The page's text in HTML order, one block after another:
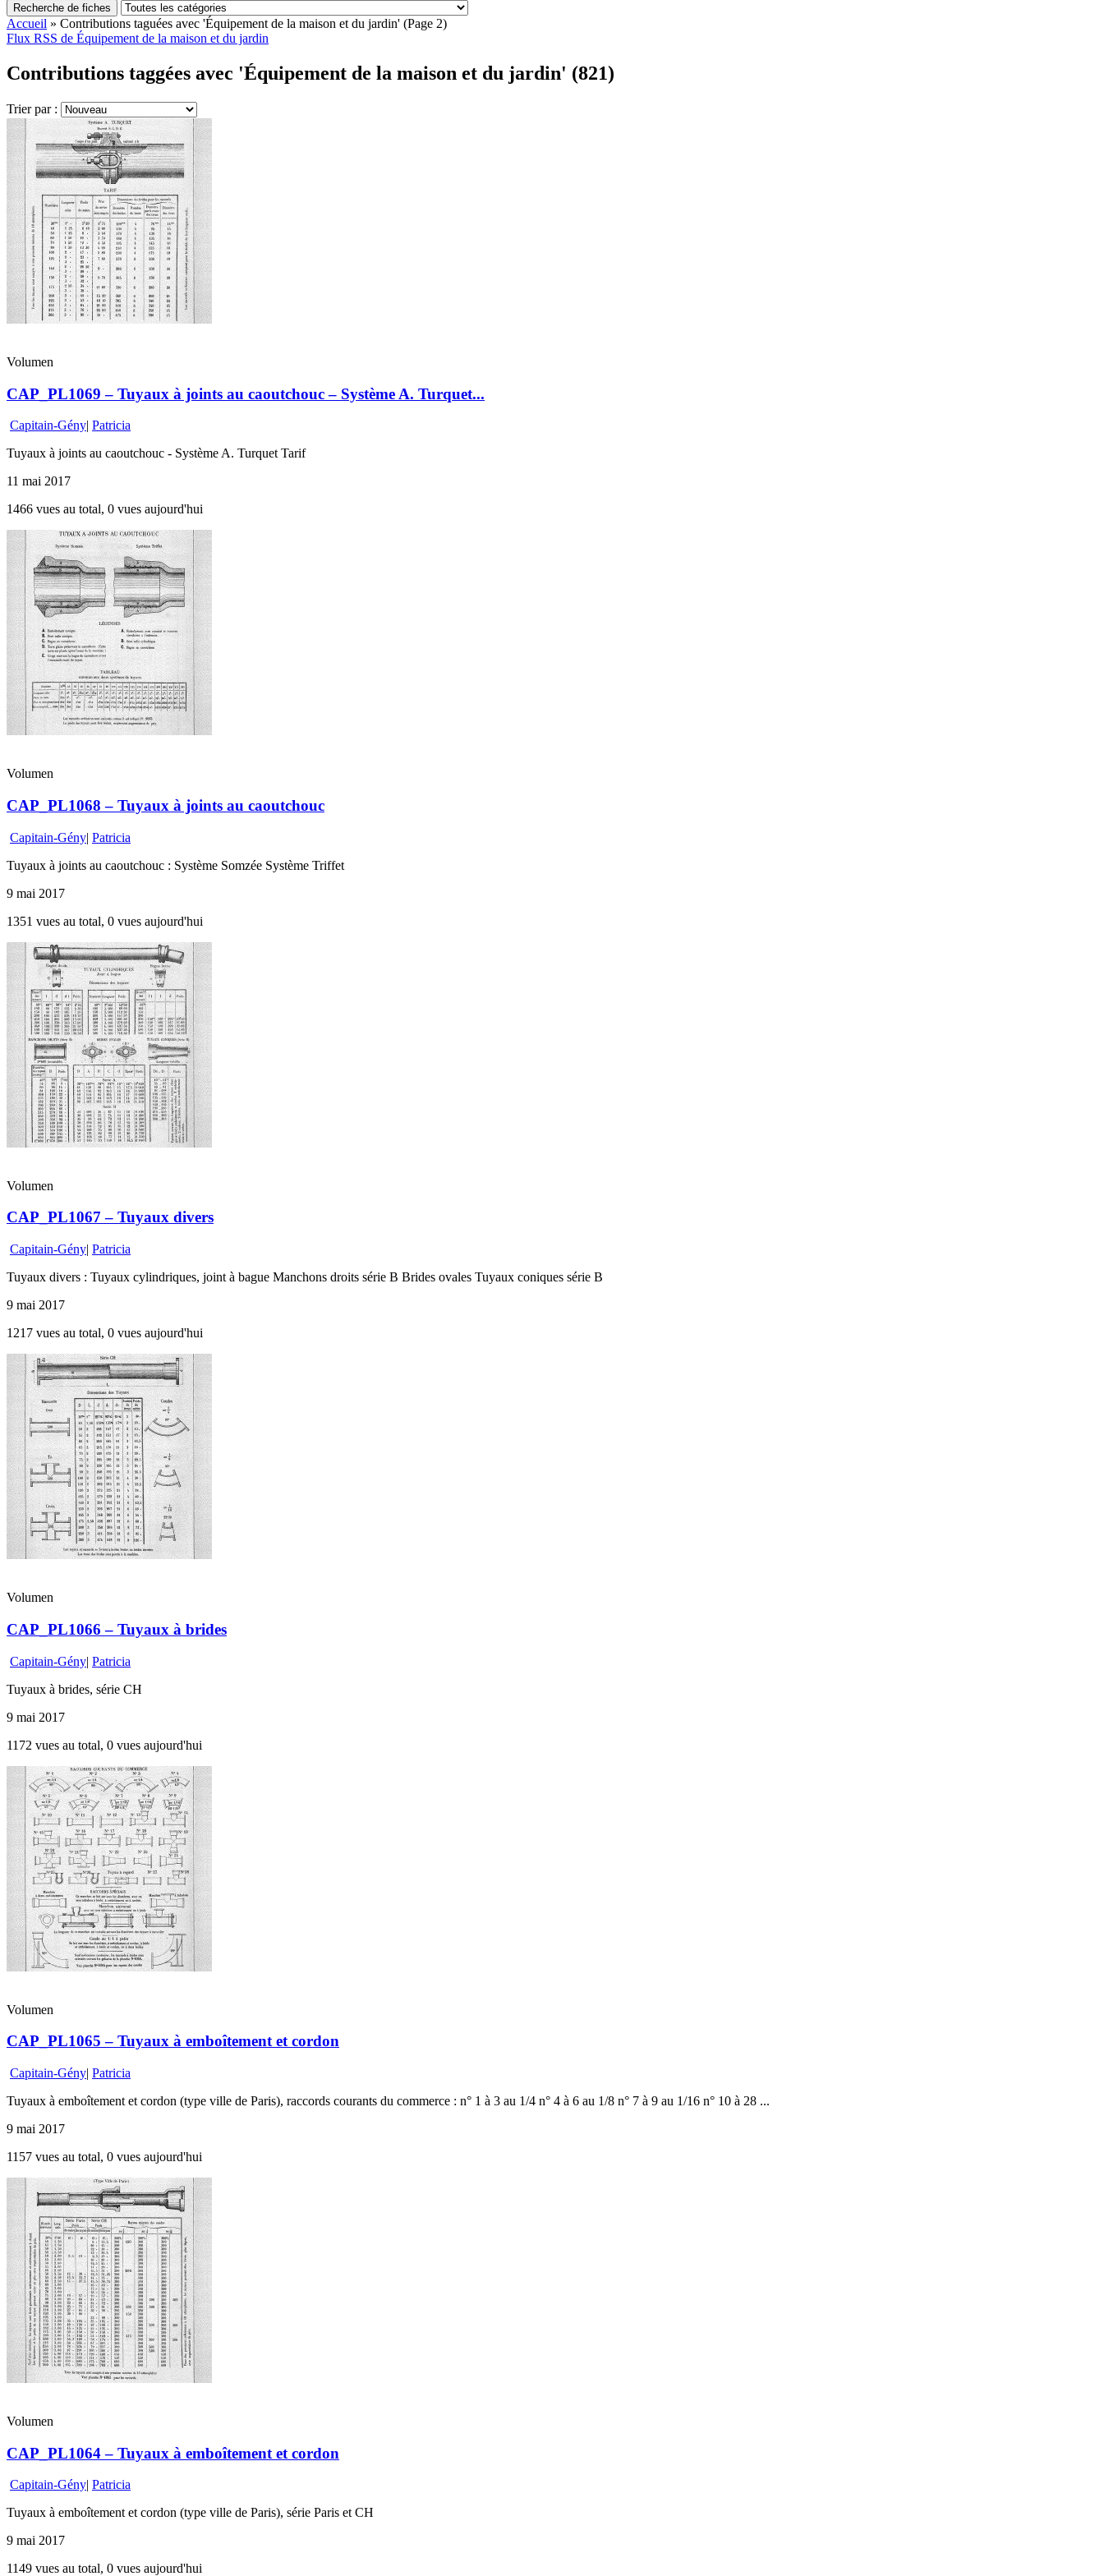
Recherche de fiches
Accueil » Contributions taguées avec 'Équipement de la maison et du jardin' (Page 2)
Flux RSS de Équipement de la maison et du jardin
Contributions taggées avec 'Équipement de la maison et du jardin' (821)
Trier par :
Volumen
CAP_PL1069 – Tuyaux à joints au caoutchouc – Système A. Turquet...
Capitain-Gény| Patricia
Tuyaux à joints au caoutchouc - Système A. Turquet Tarif
11 mai 2017
1466 vues au total, 0 vues aujourd'hui
Volumen
CAP_PL1068 – Tuyaux à joints au caoutchouc
Capitain-Gény| Patricia
Tuyaux à joints au caoutchouc : Système Somzée Système Triffet
9 mai 2017
1351 vues au total, 0 vues aujourd'hui
Volumen
CAP_PL1067 – Tuyaux divers
Capitain-Gény| Patricia
Tuyaux divers : Tuyaux cylindriques, joint à bague Manchons droits série B Brides ovales Tuyaux coniques série B
9 mai 2017
1217 vues au total, 0 vues aujourd'hui
Volumen
CAP_PL1066 – Tuyaux à brides
Capitain-Gény| Patricia
Tuyaux à brides, série CH
9 mai 2017
1172 vues au total, 0 vues aujourd'hui
Volumen
CAP_PL1065 – Tuyaux à emboîtement et cordon
Capitain-Gény| Patricia
Tuyaux à emboîtement et cordon (type ville de Paris), raccords courants du commerce : n° 1 à 3 au 1/4 n° 4 à 6 au 1/8 n° 7 à 9 au 1/16 n° 10 à 28 ...
9 mai 2017
1157 vues au total, 0 vues aujourd'hui
Volumen
CAP_PL1064 – Tuyaux à emboîtement et cordon
Capitain-Gény| Patricia
Tuyaux à emboîtement et cordon (type ville de Paris), série Paris et CH
9 mai 2017
1149 vues au total, 0 vues aujourd'hui